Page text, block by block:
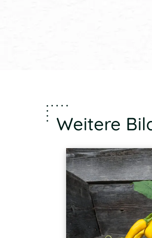
Weitere